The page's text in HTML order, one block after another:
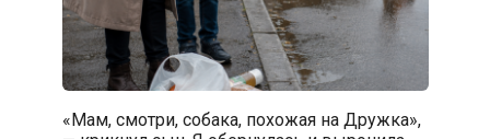
«Мам, смотри, собака, похожая на Дружка»,